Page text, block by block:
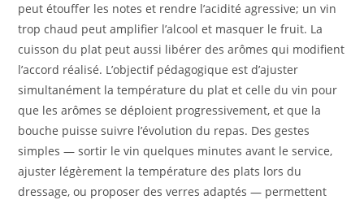
peut étouffer les notes et rendre l’acidité agressive; un vin
trop chaud peut amplifier l’alcool et masquer le fruit. La
cuisson du plat peut aussi libérer des arômes qui modifient
l’accord réalisé. L’objectif pédagogique est d’ajuster
simultanément la température du plat et celle du vin pour
que les arômes se déploient progressivement, et que la
bouche puisse suivre l’évolution du repas. Des gestes
simples — sortir le vin quelques minutes avant le service,
ajuster légèrement la température des plats lors du
dressage, ou proposer des verres adaptés — permettent